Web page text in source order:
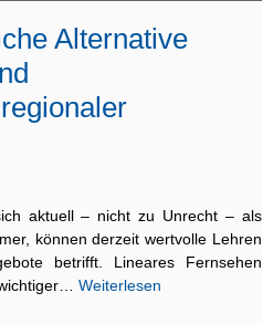
Alternative
aktuell – nicht zu Unrecht – als
können derzeit wertvolle Lehren
betrifft. Lineares Fernsehen
Weiterlesen